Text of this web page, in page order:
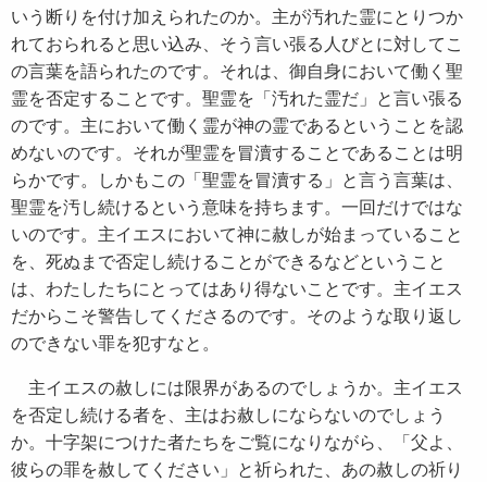
いう断りを付け加えられたのか。主が汚れた霊にとりつか
れておられると思い込み、そう言い張る人びとに対してこ
の言葉を語られたのです。それは、御自身において働く聖
霊を否定することです。聖霊を「汚れた霊だ」と言い張る
のです。主において働く霊が神の霊であるということを認
めないのです。それが聖霊を冒瀆することであることは明
らかです。しかもこの「聖霊を冒瀆する」と言う言葉は、
聖霊を汚し続けるという意味を持ちます。一回だけではな
いのです。主イエスにおいて神に赦しが始まっていること
を、死ぬまで否定し続けることができるなどということ
は、わたしたちにとってはあり得ないことです。主イエス
だからこそ警告してくださるのです。そのような取り返し
のできない罪を犯すなと。
主イエスの赦しには限界があるのでしょうか。主イエス
を否定し続ける者を、主はお赦しにならないのでしょう
か。十字架につけた者たちをご覧になりながら、「父よ、
彼らの罪を赦してください」と祈られた、あの赦しの祈り